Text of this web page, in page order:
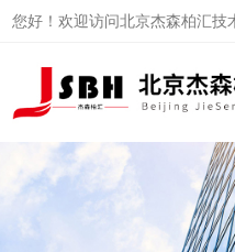
您好！欢迎访问北京杰森柏汇技